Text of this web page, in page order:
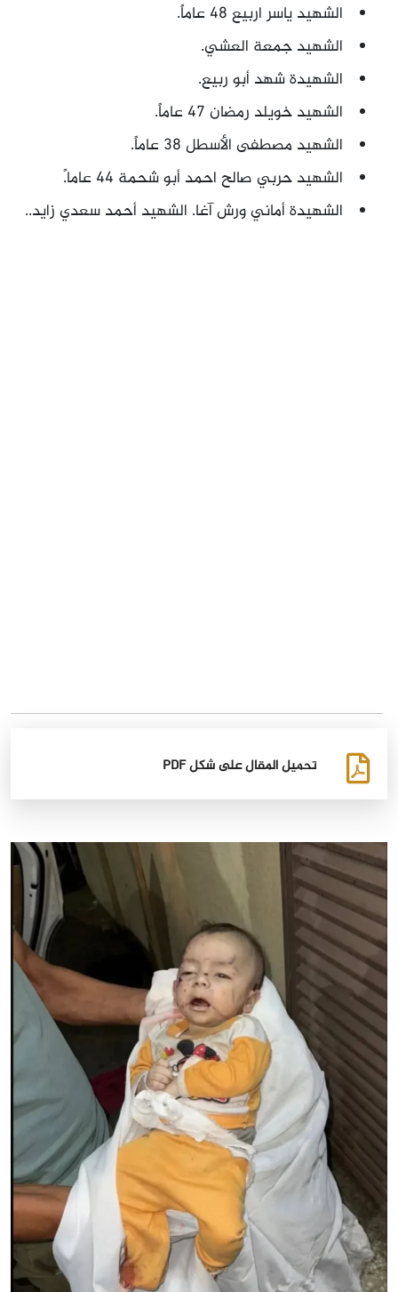
الشهيد ياسر اربيع 48 عاماً.
الشهيد جمعة العشي.
الشهيدة شهد أبو ربيع.
الشهيد خويلد رمضان 47 عاماً.
الشهيد مصطفى الأسطل 38 عاماً.
الشهيد حربي صالح احمد أبو شحمة 44 عاما.ً
الشهيدة أماني ورش آغا. الشهيد أحمد سعدي زايد..
تحميل المقال على شكل PDF